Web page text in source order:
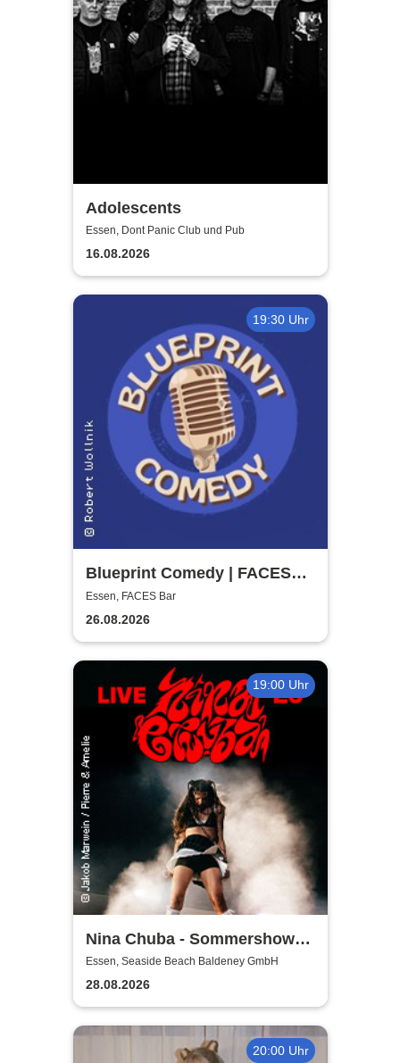
Adolescents
Essen, Dont Panic Club und Pub
16.08.2026
19:30 Uhr
Blueprint Comedy | FACES
Bar Essen
Essen, FACES Bar
26.08.2026
19:00 Uhr
Nina Chuba - Sommershows
2026
Essen, Seaside Beach Baldeney GmbH
28.08.2026
20:00 Uhr